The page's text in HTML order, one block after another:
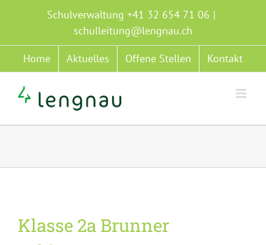
springen
Schulverwaltung +41 32 654 71 06 |
schulleitung@lengnau.ch
Home Aktuelles Offene Stellen Kontakt
Klasse 2a Brunner